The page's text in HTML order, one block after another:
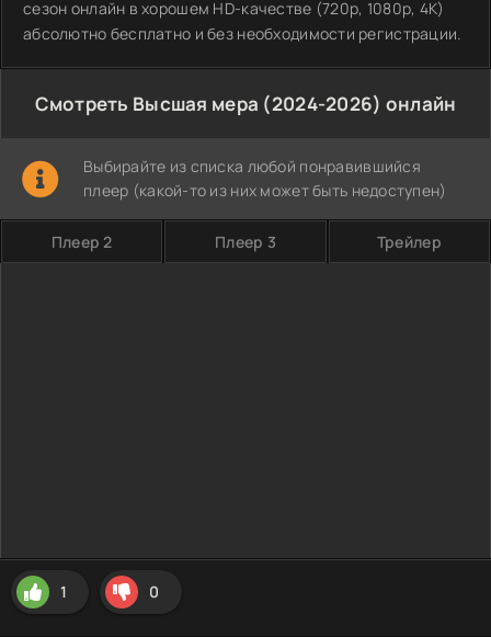
сезон онлайн в хорошем HD-качестве (720p, 1080p, 4K)
абсолютно бесплатно и без необходимости регистрации.
Смотреть Высшая мера (2024-2026) онлайн
Выбирайте из списка любой понравившийся
плеер (какой-то из них может быть недоступен)
Плеер 2 Плеер 3 Трейлер
1 0